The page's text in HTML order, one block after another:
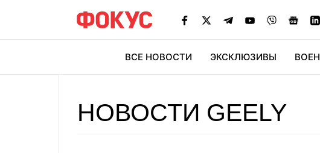
ВСЕ НОВОСТИ ЭКСКЛЮЗИВЫ
НОВОСТИ GEELY